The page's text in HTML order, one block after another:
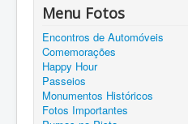
Menu Fotos
Encontros de Automóveis
Comemorações
Happy Hour
Passeios
Monumentos Históricos
Fotos Importantes